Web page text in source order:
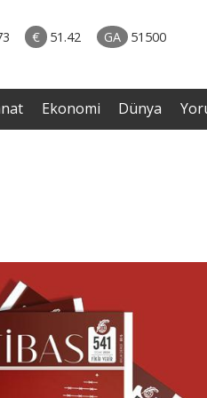
€ 51.42 GA 51500
• Gannuşi'nin
Ekonomi Dünya